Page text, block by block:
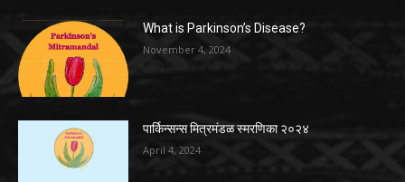
What is Parkinson’s Disease?
November 4, 2024
पार्किन्सन्स मित्रमंडळ स्मरणिका २०२४
April 4, 2024